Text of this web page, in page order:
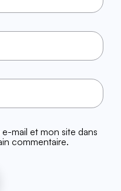
mail et mon site dans
commentaire.